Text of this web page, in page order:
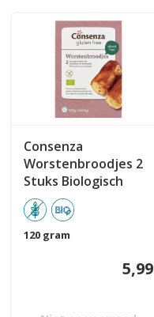
Consenza
Worstenbroodjes 2
Stuks Biologisch
120 gram
5,99